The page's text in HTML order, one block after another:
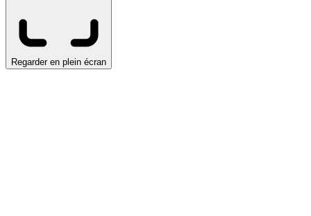
Regarder en plein écran